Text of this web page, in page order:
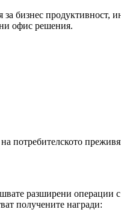
бизнес продуктивност,
офис решения.
потребителското
разширени
получените награди: